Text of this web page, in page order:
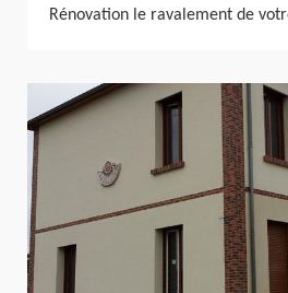
Rénovation le ravalement de